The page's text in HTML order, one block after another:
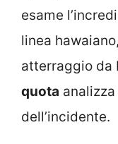
esame
linea
atterraggio da
quota
dell’incidente.